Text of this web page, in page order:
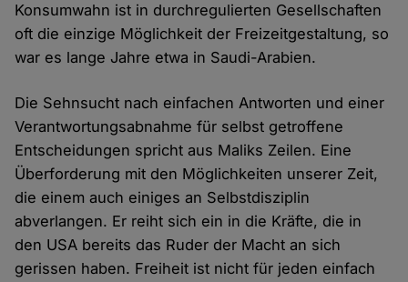
Konsumwahn ist in durchregulierten Gesellschaften
oft die einzige Möglichkeit der Freizeitgestaltung, so
war es lange Jahre etwa in Saudi-Arabien.
Die Sehnsucht nach einfachen Antworten und einer
Verantwortungsabnahme für selbst getroffene
Entscheidungen spricht aus Maliks Zeilen. Eine
Überforderung mit den Möglichkeiten unserer Zeit,
die einem auch einiges an Selbstdisziplin
abverlangen. Er reiht sich ein in die Kräfte, die in
den USA bereits das Ruder der Macht an sich
gerissen haben. Freiheit ist nicht für jeden einfach